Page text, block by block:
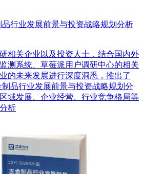
品行业发展前景与投资战略规划分析
相关企业以及投资人士，结合国内外
测系统、草莓派用户调研中心的相关
的未来发展进行深度洞悉，推出了
制品行业发展前景与投资战略规划分
域发展、企业经营、行业竞争格局等
析